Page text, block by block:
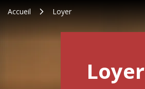
Accueil Loyer
Loyer